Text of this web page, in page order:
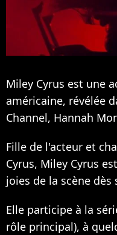
Miley Cyrus est une
américaine, révélée
Channel, Hannah
Fille de l'acteur et
Cyrus, Miley Cyrus
joies de la scène
Elle participe à la
rôle principal), à